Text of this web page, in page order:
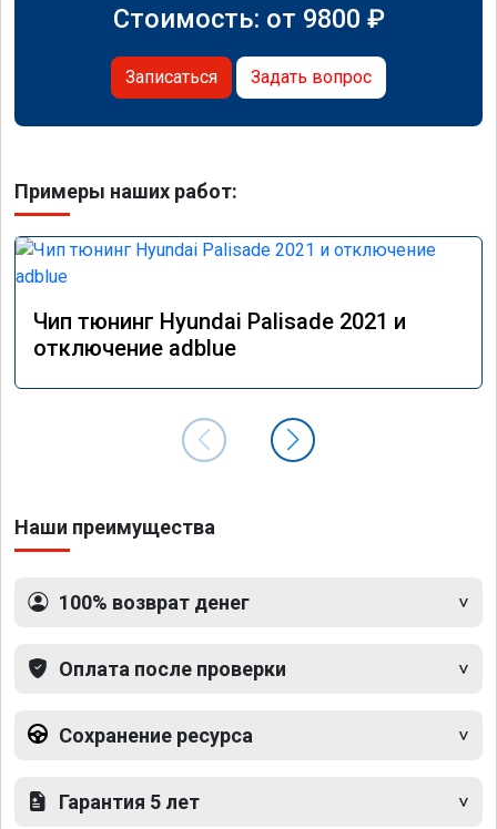
Стоимость: от 9800 ₽
Записаться Задать вопрос
Примеры наших работ:
Чип тюнинг Hyundai Palisade 2021 и
отключение adblue
Наши преимущества
100% возврат денег
Оплата после проверки
Сохранение ресурса
Гарантия 5 лет